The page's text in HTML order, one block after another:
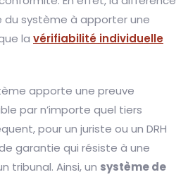
du système à apporter une
la vérifiabilité individuelle
apporte une preuve
par n’importe quel tiers
pour un juriste ou un DRH
garantie qui résiste à une
tribunal. Ainsi, un système de